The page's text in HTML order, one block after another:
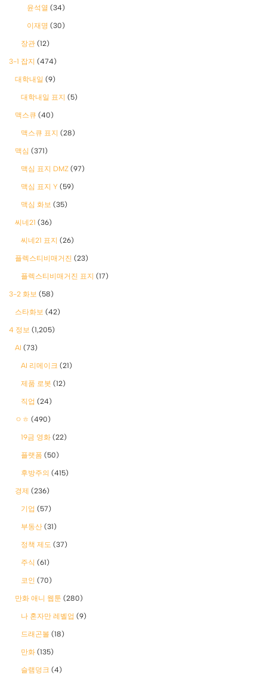
윤석열 (34)
이재명 (30)
장관 (12)
3-1 잡지 (474)
대학내일 (9)
대학내일 표지 (5)
맥스큐 (40)
맥스큐 표지 (28)
맥심 (371)
맥심 표지 DMZ (97)
맥심 표지 Y (59)
맥심 화보 (35)
씨네21 (36)
씨네21 표지 (26)
플렉스티비매거진 (23)
플렉스티비매거진 표지 (17)
3-2 화보 (58)
스타화보 (42)
4 정보 (1,205)
AI (73)
AI 리메이크 (21)
제품 로봇 (12)
직업 (24)
ㅇㅎ (490)
19금 영화 (22)
플랫폼 (50)
후방주의 (415)
경제 (236)
기업 (57)
부동산 (31)
정책 제도 (37)
주식 (61)
코인 (70)
만화 애니 웹툰 (280)
나 혼자만 레벨업 (9)
드래곤볼 (18)
만화 (135)
슬램덩크 (4)